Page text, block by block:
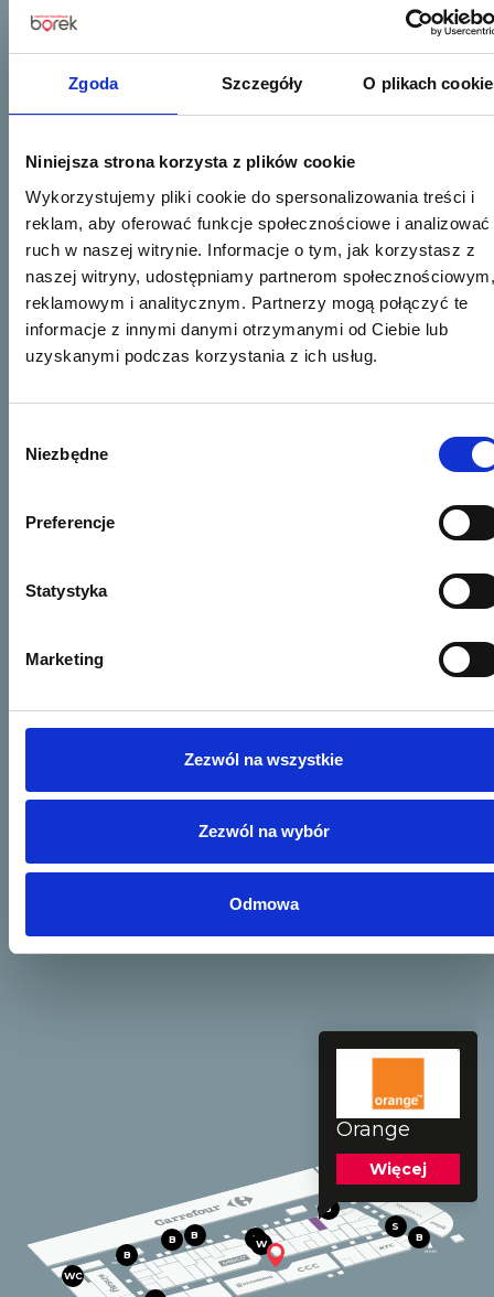
Zgoda Szczegóły O plikach
Niniejsza strona korzysta z plików cookie
Wykorzystujemy pliki cookie do spersonalizowania treści i
reklam, aby oferować funkcje społecznościowe i analizować
ruch w naszej witrynie. Informacje o tym, jak korzystasz z
naszej witryny, udostępniamy partnerom społecznościowym,
reklamowym i analitycznym. Partnerzy mogą połączyć te
informacje z innymi danymi otrzymanymi od Ciebie lub
uzyskanymi podczas korzystania z ich usług.
zgody
Niezbędne
Preferencje
Statystyka
Marketing
Zezwól na wszystkie
Zezwól na wybór
Odmowa
WC
B
B B B
B
B
W
W
S
Orange
Więcej